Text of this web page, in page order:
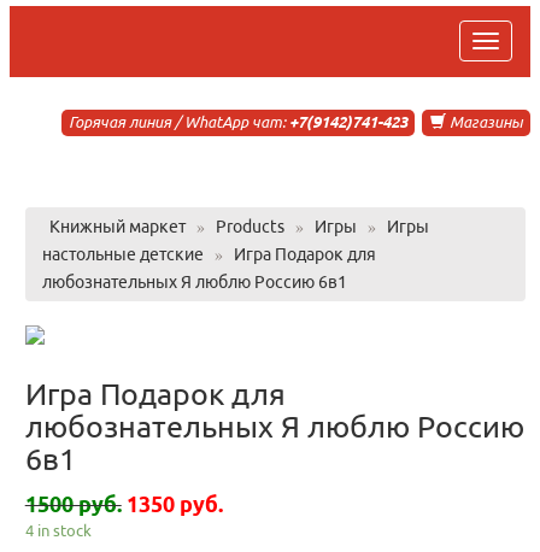
trk
Магазины
Горячая линия / WhatApp чат: +7(9142)741-423
Книжный маркет » Products » Игры »
Игры
настольные детские
»
Игра Подарок для
любознательных Я люблю Россию 6в1
Игра Подарок для
любознательных Я люблю Россию
6в1
1500 руб. 1350 руб.
4 in stock